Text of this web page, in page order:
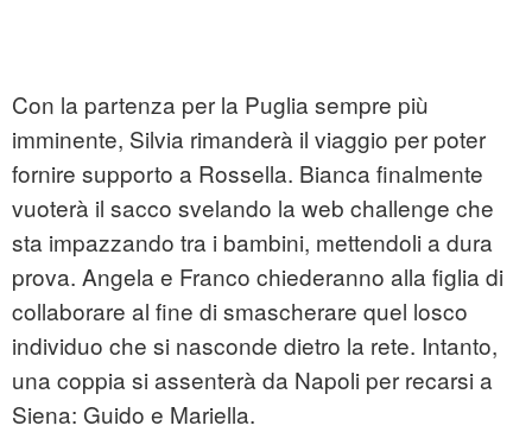
Con la partenza per la Puglia sempre più
imminente, Silvia rimanderà il viaggio per poter
fornire supporto a Rossella. Bianca finalmente
vuoterà il sacco svelando la web challenge che
sta impazzando tra i bambini, mettendoli a dura
prova. Angela e Franco chiederanno alla figlia di
collaborare al fine di smascherare quel losco
individuo che si nasconde dietro la rete. Intanto,
una coppia si assenterà da Napoli per recarsi a
Siena: Guido e Mariella.